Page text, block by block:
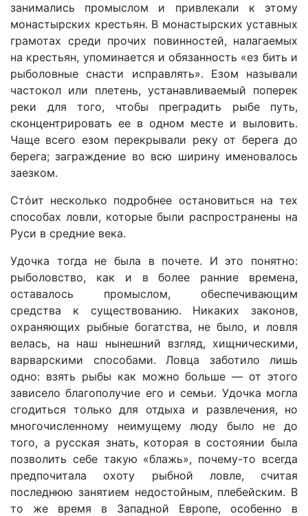
занимались промыслом и привлекали к этому
монастырских крестьян. В монастырских уставных
грамотах среди прочих повинностей, налагаемых
на крестьян, упоминается и обязанность «ез бить и
рыболовные снасти исправлять». Езом называли
частокол или плетень, устанавливаемый поперек
реки для того, чтобы преградить рыбе путь,
сконцентрировать ее в одном месте и выловить.
Чаще всего езом перекрывали реку от берега до
берега; заграждение во всю ширину именовалось
заезком.
Стόит несколько подробнее остановиться на тех
способах ловли, которые были распространены на
Руси в средние века.
Удочка тогда не была в почете. И это понятно:
рыболовство, как и в более ранние времена,
оставалось промыслом, обеспечивающим
средства к существованию. Никаких законов,
охраняющих рыбные богатства, не было, и ловля
велась, на наш нынешний взгляд, хищническими,
варварскими способами. Ловца заботило лишь
одно: взять рыбы как можно больше — от этого
зависело благополучие его и семьи. Удочка могла
сгодиться только для отдыха и развлечения, но
многочисленному неимущему люду было не до
того, а русская знать, которая в состоянии была
позволить себе такую «блажь», почему-то всегда
предпочитала охоту рыбной ловле, считая
последнюю занятием недостойным, плебейским. В
то же время в Западной Европе, особенно в